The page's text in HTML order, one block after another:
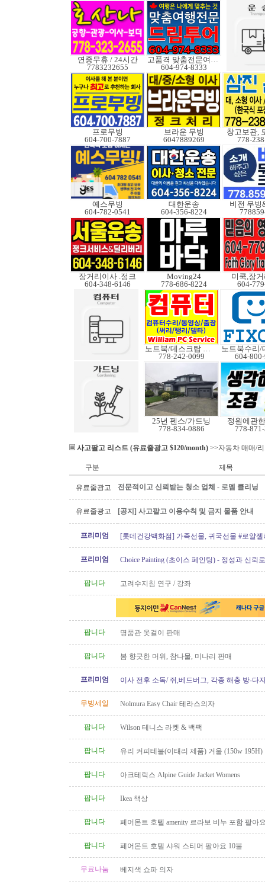
연중무휴 / 24시간
7783232655
고품격 맞춤전문여행사
604-974-8333
프로무빙
604-700-7887
브라운 무빙
6047889269
창고보관,
778-
예스무빙
604-782-0541
대한운송
604-356-8224
비전 무빙
장거리이사 .정크
604-348-6146
Moving24
778-686-8224
미쿡,장
604-
노트북/데스크탑 수리
778-242-0099
604-
25년 펜스/가드닝
778-834-0886
정원에관
778-
사고팔고 리스트 (유료줄광고 $120/month) >>자동차 매매/
구분 제목
유료줄광고 전문적이고 신뢰받는 청소 업체 - 로뎀 클리닝
유료줄광고 [공지] 사고팔고 이용수칙 및 금지 물품 안내
프리미엄
[롯데건강백화점] 가족선물, 귀국선물 #로얄젤
프리미엄
Choice Painting (초이스 페인팅) - 정성과 신뢰
팝니다
고려수지침 연구 / 강좌
팝니다 명품관 옷걸이 판매
팝니다 봄 향긋한 머위, 참나물, 미나리 판매
프리미엄 이사 전후 소독/ 쥐,베드버그, 각종 해충 방-다
무빙세일 Nolmura Easy Chair 테라스의자
팝니다 Wilson 테니스 라켓 & 백팩
팝니다 유리 커피테불(이태리 제품) 거울 (150w 195H)
팝니다 아크테릭스 Alpine Guide Jacket Womens
팝니다 Ikea 책상
팝니다 페어몬트 호텔 amenity 르라보 비누 포함 팔아
팝니다 페어몬트 호텔 샤워 스티머 팔아요 10불
무료나눔 베지색 쇼파 의자